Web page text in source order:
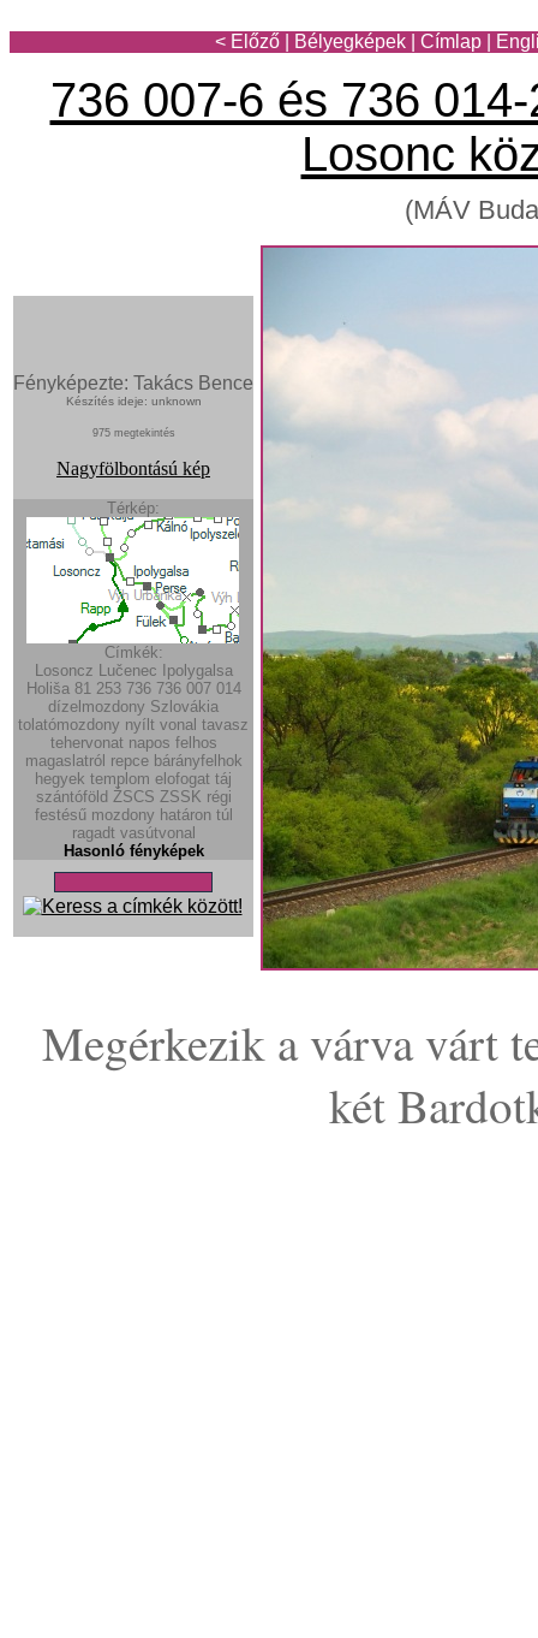
< Előző Bélyegképek Címlap
736 007-6 és 736
Losonc
(MÁV
Fényképezte: Takács Bence
Készítés ideje: unknown
975 megtekintés
Nagyfölbontású kép
Térkép:
Címkék:
Losoncz Lučenec
Ipolygalsa
Holiša 81 253 736 736 007 014
dízelmozdony Szlovákia
tolatómozdony nyílt vonal tavasz
tehervonat napos felhos
magaslatról repce bárányfelhok
hegyek templom elofogat táj
szántóföld ŽSCS ZSSK régi
festésű mozdony határon túl
ragadt vasútvonal
Hasonló fényképek
Megérkezik a várva várt
két